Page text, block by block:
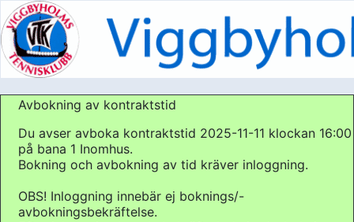
Avbokning av kontraktstid
Du avser avboka kontraktstid 2025-11-11 klockan 16:00
på bana 1 Inomhus.
Bokning och avbokning av tid kräver inloggning.
OBS! Inloggning innebär ej boknings/-
avbokningsbekräftelse.